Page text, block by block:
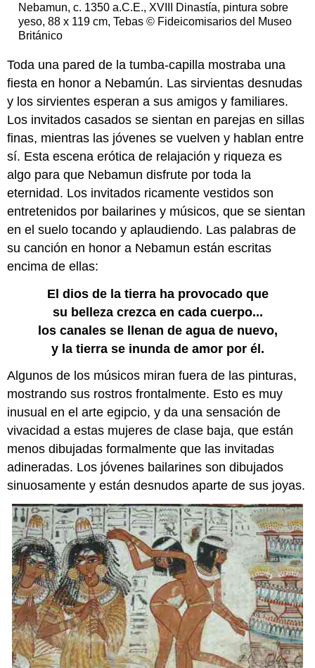
Nebamun, c. 1350 a.C.E., XVIII Dinastía, pintura sobre
yeso, 88 x 119 cm, Tebas © Fideicomisarios del Museo
Británico
Toda una pared de la tumba-capilla mostraba una
fiesta en honor a Nebamún. Las sirvientas desnudas
y los sirvientes esperan a sus amigos y familiares.
Los invitados casados se sientan en parejas en sillas
finas, mientras las jóvenes se vuelven y hablan entre
sí. Esta escena erótica de relajación y riqueza es
algo para que Nebamun disfrute por toda la
eternidad. Los invitados ricamente vestidos son
entretenidos por bailarines y músicos, que se sientan
en el suelo tocando y aplaudiendo. Las palabras de
su canción en honor a Nebamun están escritas
encima de ellas:
El dios de la tierra ha provocado que
su belleza crezca en cada cuerpo...
los canales se llenan de agua de nuevo,
y la tierra se inunda de amor por él.
Algunos de los músicos miran fuera de las pinturas,
mostrando sus rostros frontalmente. Esto es muy
inusual en el arte egipcio, y da una sensación de
vivacidad a estas mujeres de clase baja, que están
menos dibujadas formalmente que las invitadas
adineradas. Los jóvenes bailarines son dibujados
sinuosamente y están desnudos aparte de sus joyas.